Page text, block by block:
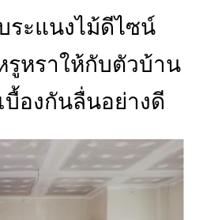
ระแนงไม้ดีไซน์
รูหราให้กับตัวบ้าน
บื้องกันลื่นอย่างดี